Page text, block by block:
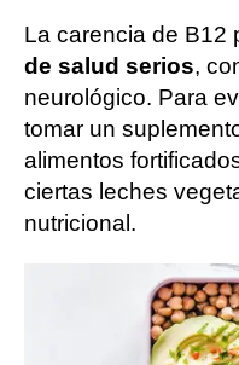
La carencia de B12
de salud serios,
neurológico. Para
tomar un
alimentos
ciertas leches
nutricional.